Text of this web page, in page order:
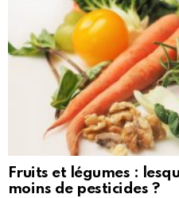
Fruits et légumes :
moins de pesticides ?